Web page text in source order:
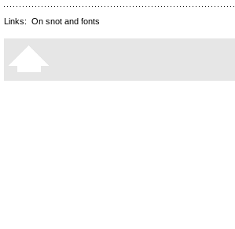
Links: On snot and fonts